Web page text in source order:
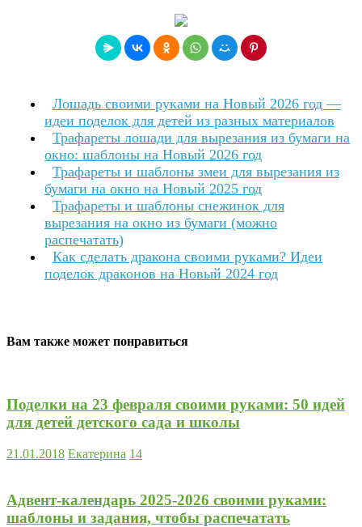
Лошадь своими руками на Новый 2026 год —
идеи поделок для детей из разных материалов
Трафареты лошади для вырезания из бумаги на
окно: шаблоны на Новый 2026 год
Трафареты и шаблоны змеи для вырезания из
бумаги на окно на Новый 2025 год
Трафареты и шаблоны снежинок для
вырезания на окно из бумаги (можно
распечатать)
Как сделать дракона своими руками? Идеи
поделок драконов на Новый 2024 год
Вам также может понравиться
Поделки на 23 февраля своими руками: 50 идей
для детей детского сада и школы
21.01.2018 Екатерина 14
Адвент-календарь 2025-2026 своими руками:
шаблоны и задания, чтобы распечатать